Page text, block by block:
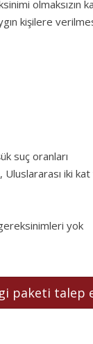
olmaksızın
kişilere
suç oranları
iki kat
gereksinimleri yok
paketi talep